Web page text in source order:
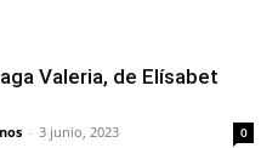
Valeria, de Elísabet
- 3 junio, 2023 0